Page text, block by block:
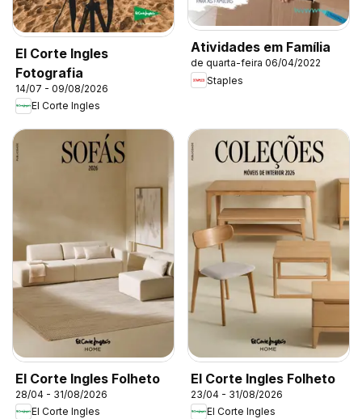
El Corte Ingles
Fotografia
14/07 - 09/08/2026
El Corte Ingles
Atividades em Família
de quarta-feira 06/04/2022
Staples
El Corte Ingles Folheto
28/04 - 31/08/2026
El Corte Ingles
El Corte Ingles Folheto
23/04 - 31/08/2026
El Corte Ingles